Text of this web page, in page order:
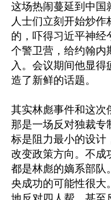
这场热闹蔓延到中国
人士们立刻开始炒
的，吓得习近平神经
个警卫营，给约翰内
入。会议期间他显得
造了新鲜的话题。
其实林彪事件和这次
那是一场反对独裁专
标是阻力最小的设计
改变政策方向。不成
都是林彪的嫡系部队
央成功的可能性很大